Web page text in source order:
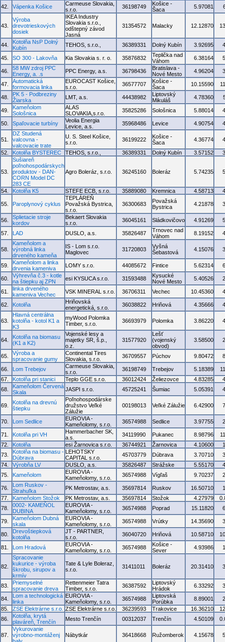
42. Vápenka Košice
Carmeuse Slovakia,
s.r.o.
36198749
Košice -
Šaca
5.97081
43.
Výroba
drevotrieskových
dosiek
IKEA Industry
Slovakia s.r.o.,
odštepný závod
Jasná
31354572 Malacky 12.12870
44.
Kotolňa NsP Dolný
Kubín
TEHOS, s.r.o., 36389331 Dolný Kubín 3.92695
45. SO 300 - Lakovňa Kia Slovakia s. r. o. 35876832
Teplička nad
Váhom
6.38164
46.
58 MW zdroj PPC
Energy, a. .s
PPC Energy, a.s. 36798436
Bratislava -
Nové Mesto
4.96204
47.
Automatická
formovacia linka
EUROCAST Košice,
s.r.o.
36577707
Košice -
Šaca
10.15590
48.
PK 5 - Podbreziny
Žiarska
LMT, a.s. 44438982
Liptovský
Mikuláš
4.78360
49.
Kameňolom
Sološnica
ALAS
SLOVAKIA,s.r.o.
35825286 Sološnica 5.88014
50. Spaľovacie turbíny
Veolia Energia
Levice, a.s.
35968486 Levice 4.90754
51.
DZ Studená
valcovna -
valcovacie trate
U. S. Steel Košice,
s.r.o.
36199222
Košice -
Šaca
4.36774
52. Kotolňa BYSTEREC TEHOS, s.r.o., 36389331 Dolný Kubín 3.57152
53.
Sušiareň
poľnohospodárskych
produktov - DAN-
CORN Model DC
283 CE
Agro Boleráz, s.r.o. 36245160 Boleráz 5.74235
54. Kotolňa K5 STEFE ECB, s.r.o. 35889080 Kremnica 4.58713
55. Paroplynový cyklus
TEPLÁREŇ
Považská Bystrica,
s.r.o.
36300683
Považská
Bystrica
4.21878
56.
Splietacie stroje
kordov
Bekaert Slovakia
s.r.o.
36045161 Sládkovičovo 4.91269
57. LAD DUSLO, a.s. 35826487
Trnovec nad
Váhom
8.19152
58.
Kameňolom a
výrobná linka
drveného kameňa
IS - Lom s.r.o.
Maglovec
31720803
Vyšná
Šebastová
4.15076
59.
Kameňolom a linka
drvenia kameniva
LOMY s.r.o. 44085672 Fintice 5.62314
60.
Výhrevňa č.3 - kotle
na štiepku aj ZPN
esi KYSUCA s.r.o. 31593488
Kysucké
Nové Mesto
5.40526
61.
linka drveného
kameniva Vechec
VSK MINERAL s.r.o. 36706311 Vechec 10.45360
62. Kotolňa
Hriňovská
energetická, s.r.o.
36038822 Hriňová 4.35666
63.
Hlavná centrálna
kotolňa - kotol K1 a
K3
myWood Polomka
Timber, s.r.o.
36693979 Polomka 3.86220
64.
Kotolňa na biomasu
(K1 a K2)
Vojenské lesy a
majetky SR, š.p.,
o.z.
31577920
Lešť
(vojenský
obvod)
3.58500
65.
Výroba a
spracovanie gumy
Continental Tires
Slovakia, s.r.o.
36709557 Púchov 9.80472
66. Lom Trebejov
Carmeuse Slovakia,
s.r.o.
36198749 Trebejov 5.18389
67.
Kotolňa pri stanici Teplo GGE s.r.o. 36012424 Želiezovce 4.83285
68.
Kameňolom Červená
Skala
JASPI s.r.o. 45725241 Šumiac 5.05391
69.
Kotolňa na drevnú
štiepku
Poľnohospodárske
družstvo Veľké
Zálužie
00198013 Veľké Zálužie 6.42900
70. Lom Sedlice
EUROVIA -
Kameňolomy, s.r.o.
36574988 Sedlice 3.97755
71. Kotolňa pri VH
Hammerbacher SK,
a.s.
34119990 Pukanec 8.98796
72.
Kotolňa esi Žarnovica s.r.o. 36744921 Žarnovica 4.10600
73.
Kotolňa na biomasu -
Dúbrava
LEHOTSKY
CAPITAL s.r.o.
45703779 Dúbrava 3.70710
74.
Výrobňa LV DUSLO, a.s. 35826487 Strážske 5.55170
75.
Kameňolom
EUROVIA -
Kameňolomy, s.r.o.
36574988 Vígľaš 9.70237
76.
Lom Ruskov -
Strahuľka
PK Metrostav, a.s. 35697814 Ruskov 16.50710
77.
Kameňolom Stožok PK Metrostav, a.s. 35697814 Stožok 4.27979
78.
0002- KAMEŇOL
DUBINA
EUROVIA -
Kameňolomy, s.r.o.
36574988 Poprad 15.11820
79.
Kameňolom Dubná
skala
EUROVIA -
Kameňolomy, s.r.o.
36574988 Vrútky 14.35690
80.
Drevoštiepková
kotolňa
JT - PARTNER,
s.r.o.
36040720 Hriňová 10.58710
81. Lom Hradová
EUROVIA -
Kameňolomy, s.r.o.
36574988
Košice -
Sever
4.93986
82.
Spracovanie
kukurice - výroba
škrobu, sirupov a
krmív
Tate & Lyle Boleraz,
s.r.o.
31411011 Boleráz 20.31410
83.
Priemyselné
spracovanie dreva
Rettenmeier Tatra
Timber, s.r.o.
36387592
Liptovský
Hrádok
6.33292
84.
Lom a technologická
linka
EUROVIA -
Kameňolomy, s.r.o.
36574988
Liptovská
Porúbka
8.89001
85.
ZSE Elektrárne s.r.o. ZSE Elektrárne s.r.o. 36239593 Trakovice 16.36210
86.
Kotolňa, krytá
plaváreň, Trenčín
Mesto Trenčín 00312037 Trenčín 4.50109
87.
Vykurovanie
výrobno-montáženj
Nábytkár 36418668 Ružomberok 4.15678